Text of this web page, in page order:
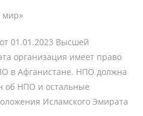
мир»
01.01.2023 Высшей
организация имеет право
в Афганистане. НПО должна
об НПО и остальные
Исламского Эмирата